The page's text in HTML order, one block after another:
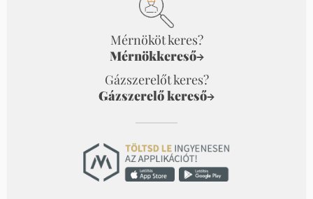
Mérnököt keres?
Mérnökkereső→
Gázszerelőt keres?
Gázszerelő kereső→